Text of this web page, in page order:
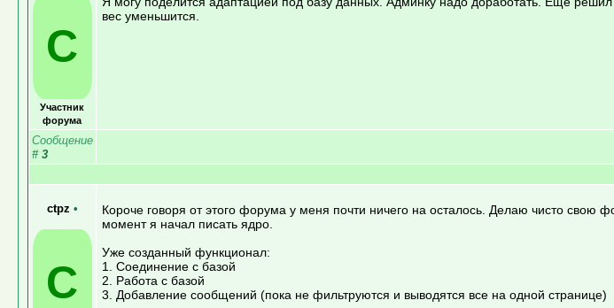
C
Участник
форума
вес уменьшится.
Сообщение
# 3
ctpz •
C
Короче говоря от этого форума у меня почти ничего на осталось. Делаю чисто
момент я начал писать ядро.
Уже созданный функционал:
1. Соединение с базой
2. Работа с базой
3. Добавление сообщений (пока не фильтруются и выводятся все на одной странице)